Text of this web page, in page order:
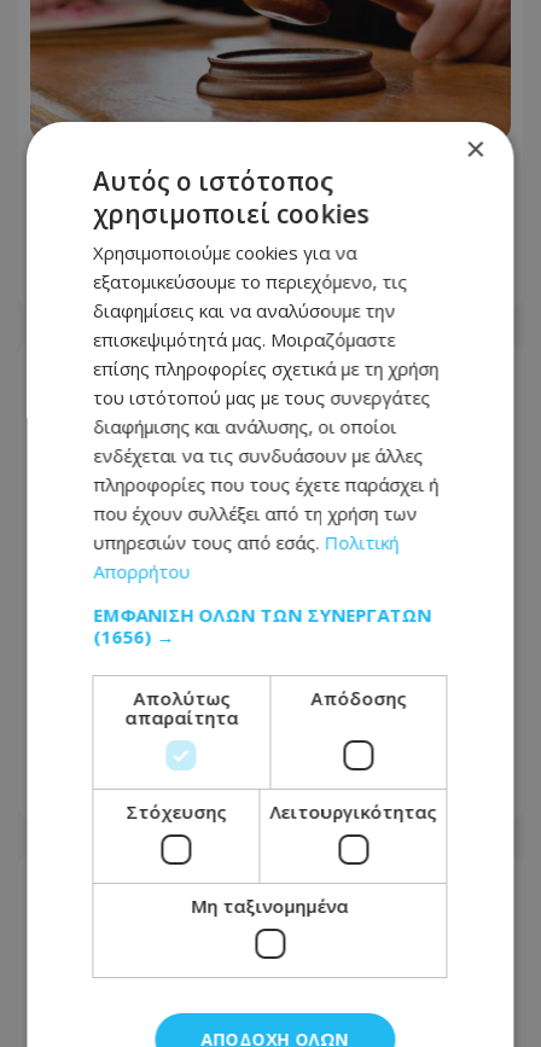
Εφετείο: Απορρίφθηκε η έφεση
26χρονου που κατηγορείται για
εισαγωγή παπαρούνας οπίου
06.08.2026 - 13:26
Προσοχή: Αυτούς ψάχνουν για
διάρρηξη και κλοπή κατοικίας στη
Λεμεσό - Δείτε φωτογραφίες
06.08.2026 - 12:18
×
Αυτός ο ιστότοπος
χρησιμοποιεί cookies
Χρησιμοποιούμε cookies για να
εξατομικεύσουμε το περιεχόμενο, τις
διαφημίσεις και να αναλύσουμε την
επισκεψιμότητά μας. Μοιραζόμαστε
επίσης πληροφορίες σχετικά με τη χρήση
του ιστότοπού μας με τους συνεργάτες
διαφήμισης και ανάλυσης, οι οποίοι
ενδέχεται να τις συνδυάσουν με άλλες
πληροφορίες που τους έχετε παράσχει ή
που έχουν συλλέξει από τη χρήση των
υπηρεσιών τους από εσάς. Πολιτική
Απορρήτου
ΕΜΦΆΝΙΣΗ ΌΛΩΝ ΤΩΝ ΣΥΝΕΡΓΑΤΏΝ
(1656) →
Απολύτως
απαραίτητα
Απόδοσης
Στόχευσης Λειτουργικότητας
Μη ταξινομημένα
ΑΠΟΔΟΧΉ ΌΛΩΝ